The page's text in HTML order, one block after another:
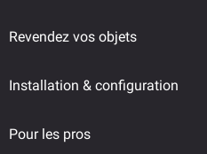
Revendez vos objets
Installation & configuration
Pour les pros